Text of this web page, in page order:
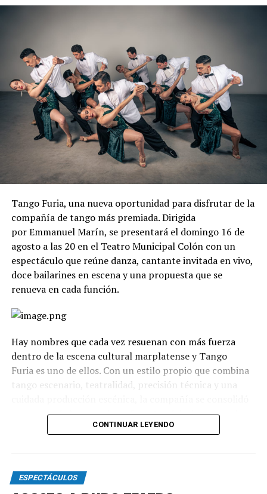
Tango Furia, una nueva oportunidad para disfrutar de la
compañía de tango más premiada. Dirigida
por Emmanuel Marín, se presentará el domingo 16 de
agosto a las 20 en el Teatro Municipal Colón con un
espectáculo que reúne danza, cantante invitada en vivo,
doce bailarines en escena y una propuesta que se
renueva en cada función.
Hay nombres que cada vez resuenan con más fuerza
dentro de la escena cultural marplatense y Tango
Furia es uno de ellos. Con un estilo propio que combina
tango escenario, teatralidad, precisión técnica y una
como uno de los grandes referentes del género en el
La propuesta recorre diferentes universos, desde los
clásicos hasta versiones contemporáneas y electrónicas.
A través de cuadros grupales, dúos y escenas teatrales,
CONTINUAR LEYENDO
ESPECTÁCULOS